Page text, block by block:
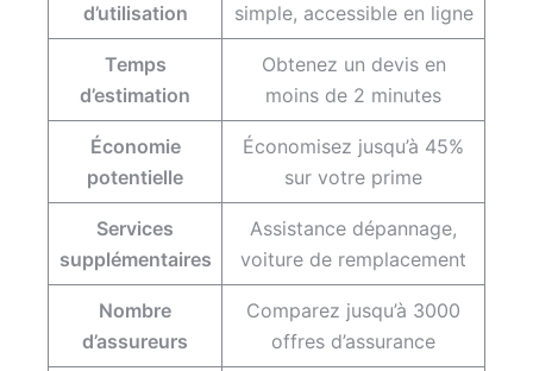
d’utilisation
simple, accessible en ligne
Temps
d’estimation
Obtenez un devis en
moins de 2 minutes
Économie
potentielle
Économisez jusqu’à 45%
sur votre prime
Services
supplémentaires
Assistance dépannage,
voiture de remplacement
Nombre
d’assureurs
Comparez jusqu’à 3000
offres d’assurance